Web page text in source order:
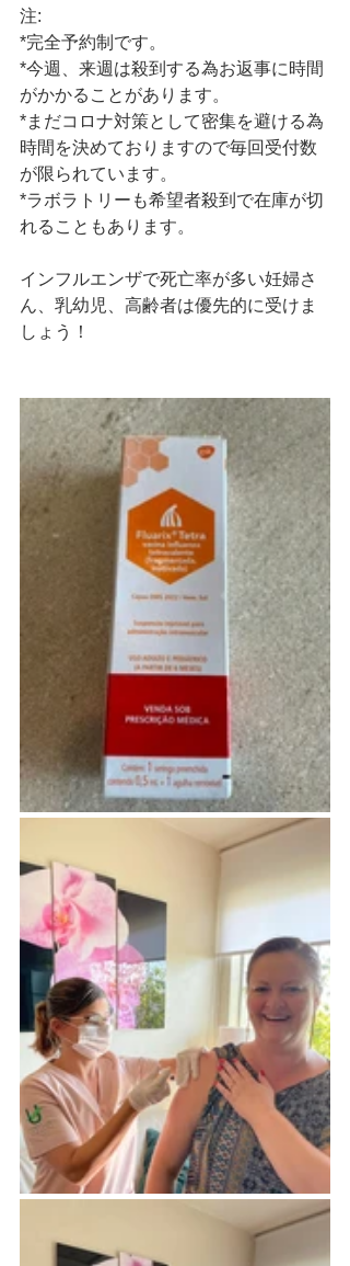
注:
*完全予約制です。
*今週、来週は殺到する為お返事に時間
がかかることがあります。
*まだコロナ対策として密集を避ける為
時間を決めておりますので毎回受付数
が限られています。
*ラボラトリーも希望者殺到で在庫が切
れることもあります。
インフルエンザで死亡率が多い妊婦さ
ん、乳幼児、高齢者は優先的に受けま
しょう！